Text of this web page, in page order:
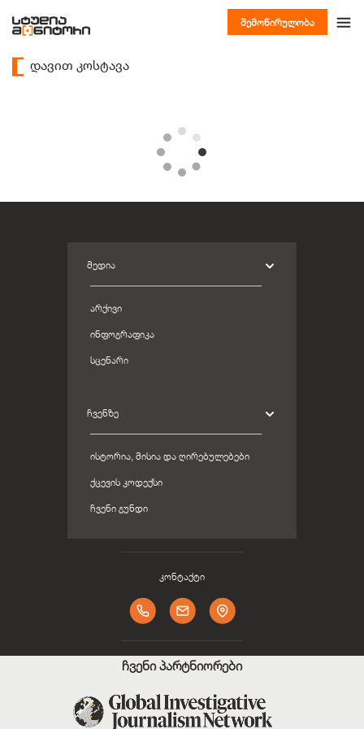
შემოწირულობა
დავით კოსტავა
ᲛᲔᲓᲘᲐ
ᲐᲠᲥᲘᲕᲘ
ᲘᲜᲤᲝᲒᲠᲐᲤᲘᲙᲐ
ᲡᲪᲔᲜᲐᲠᲘ
ᲩᲕᲔᲜᲖᲔ
ᲘᲡᲢᲝᲠᲘᲐ, ᲛᲘᲡᲘᲐ ᲓᲐ ᲦᲘᲠᲔᲑᲣᲚᲔᲑᲔᲑᲘ
ᲥᲪᲔᲕᲘᲡ ᲙᲝᲓᲔᲥᲡᲘ
ᲩᲕᲔᲜᲘ ᲒᲣᲜᲓᲘ
კონტაქტი
ჩვენი პარტნიორები